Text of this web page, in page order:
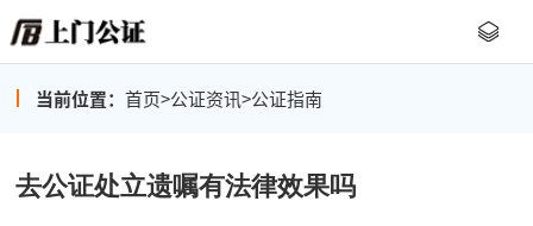
当前位置： 首页>公证资讯>公证指南
去公证处立遗嘱有法律效果吗